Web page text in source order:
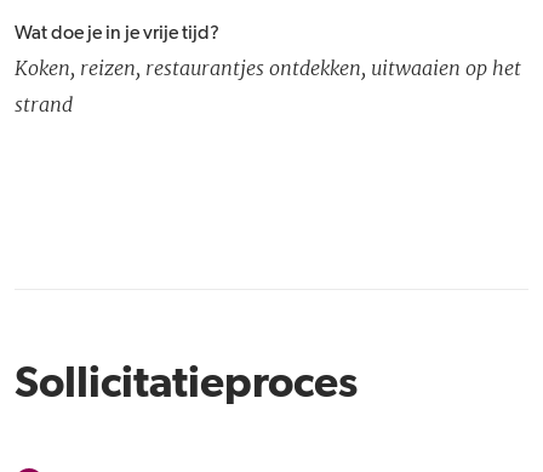
Wat doe je in je vrije tijd?
Koken, reizen, restaurantjes ontdekken, uitwaaien op het
strand
Sollicitatieproces